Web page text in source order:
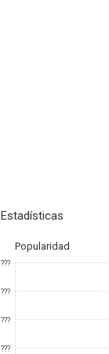
Estadísticas
Popularidad
???
???
???
???